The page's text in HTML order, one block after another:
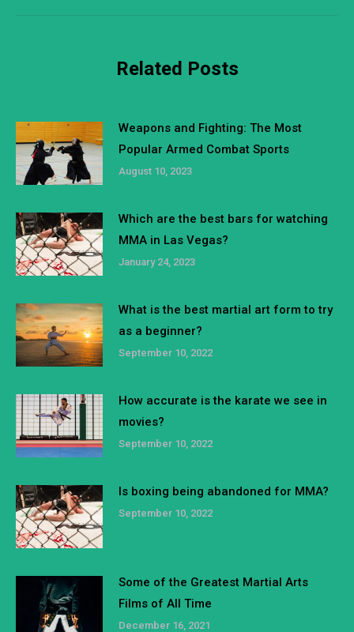
Related Posts
Weapons and Fighting: The Most
Popular Armed Combat Sports
August 10, 2023
Which are the best bars for watching
MMA in Las Vegas?
January 24, 2023
What is the best martial art form to try
as a beginner?
September 10, 2022
How accurate is the karate we see in
movies?
September 10, 2022
Is boxing being abandoned for MMA?
September 10, 2022
Some of the Greatest Martial Arts
Films of All Time
December 16, 2021